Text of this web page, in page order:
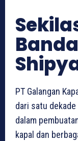
PT Galangan
dari satu
dalam
kapal dan